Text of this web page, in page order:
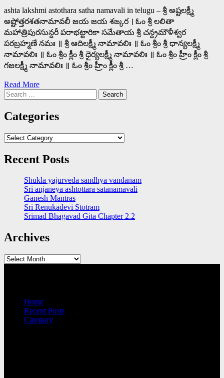
ashta lakshmi astothara satha namavali in telugu – శ్రీ అష్టలక్ష్మీ
అష్టోత్తరశతనామావలీ జయ జయ శఙ్కర । ఓం శ్రీ లలితా
మహాత్రిపురసున్దరీ పరాభట్టారికా సమేతాయ శ్రీ చన్ద్రమౌళీశ్వర
పరబ్రహ్మణే నమః ॥ శ్రీ ఆదిలక్ష్మీ నామావలిః ॥ ఓం శ్రీం శ్రీ ధాన్యలక్ష్మీ
నామావలిః ॥ ఓం శ్రీం క్లీం శ్రీ ధైర్యలక్ష్మీ నామావలిః ॥ ఓం శ్రీం హ్రీం క్లీం శ్రీ
గజలక్ష్మీ నామావలిః ॥ ఓం శ్రీం హ్రీం క్లీం శ్రీ …
Read More
Search
for:
Categories
Categories
Recent Posts
Shukla yajurveda sandhya vandanam
Sri anjaneya ashtottara satanamavali
Ganesh Mantras
Sri Renukadevi Stotram
Srimad Bhagavad Gita Chapter 2.2
Archives
Archives
Home
Recent Posts
Category